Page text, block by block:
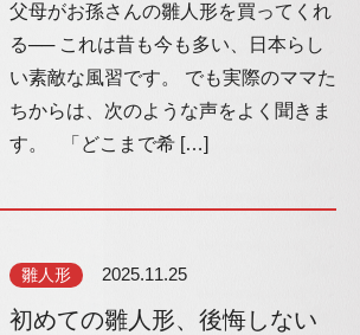
父母がお孫さんの雛人形を買ってくれ
る── これは昔も今も多い、日本らし
い素敵な風習です。 でも実際のママた
ちからは、次のような声をよく聞きま
す。 「どこまで希 […]
雛人形 2025.11.25
初めての雛人形、後悔しない